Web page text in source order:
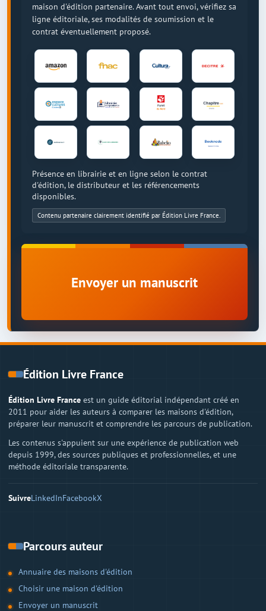
maison d'édition partenaire. Avant tout envoi, vérifiez sa
ligne éditoriale, ses modalités de soumission et le
contrat éventuellement proposé.
Présence en librairie et en ligne selon le contrat
d'édition, le distributeur et les référencements
disponibles.
Contenu partenaire clairement identifié par Édition Livre France.
Envoyer un manuscrit
Édition Livre France
Édition Livre France est un guide éditorial indépendant créé en
2011 pour aider les auteurs à comparer les maisons d'édition,
préparer leur manuscrit et comprendre les parcours de publication.
Les contenus s'appuient sur une expérience de publication web
depuis 1999, des sources publiques et professionnelles, et une
méthode éditoriale transparente.
SuivreLinkedInFacebookX
Parcours auteur
Annuaire des maisons d'édition
Choisir une maison d'édition
Envoyer un manuscrit